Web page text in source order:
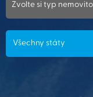
Zvolte si typ
Všechny státy